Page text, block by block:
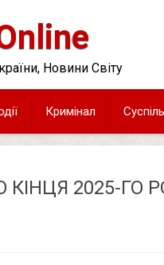
Новини Світу
Кримінал
2025-ГО